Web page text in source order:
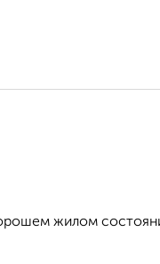
жилом